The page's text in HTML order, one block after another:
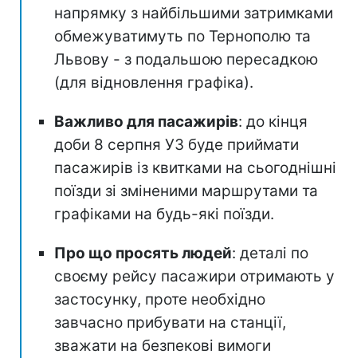
напрямку з найбільшими затримками
обмежуватимуть по Тернополю та
Львову - з подальшою пересадкою
(для відновлення графіка).
Важливо для пасажирів: до кінця
доби 8 серпня УЗ буде приймати
пасажирів із квитками на сьогоднішні
поїзди зі зміненими маршрутами та
графіками на будь-які поїзди.
Про що просять людей: деталі по
своєму рейсу пасажири отримають у
застосунку, проте необхідно
завчасно прибувати на станції,
зважати на безпекові вимоги